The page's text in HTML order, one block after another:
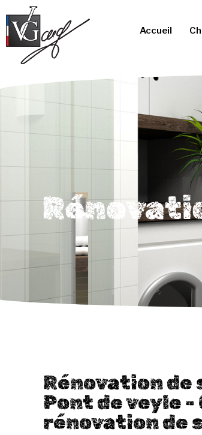
Accueil
Rénovation de
Pont de veyle -
rénovation de